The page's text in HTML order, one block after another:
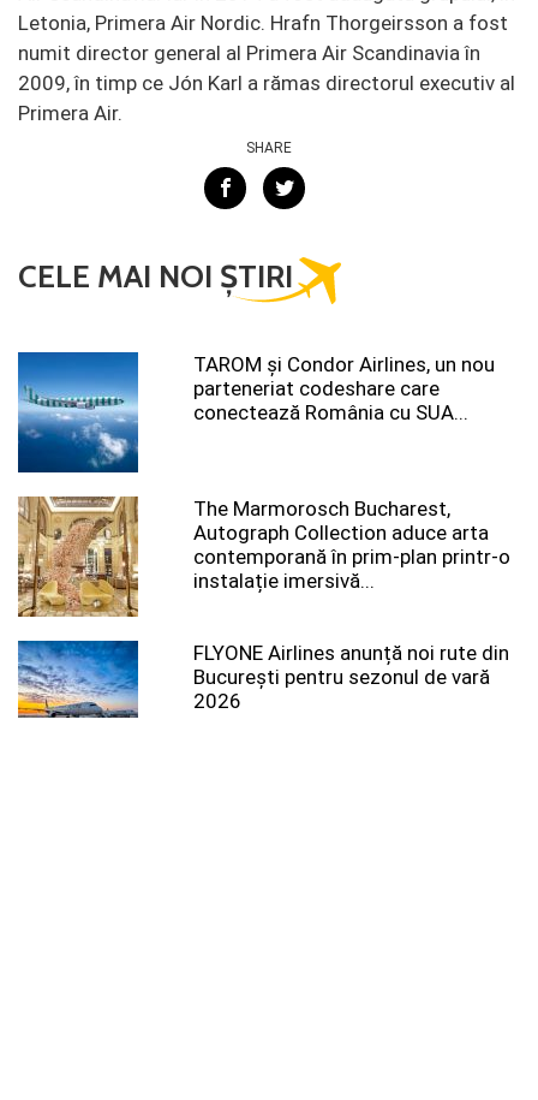
Letonia, Primera Air Nordic. Hrafn Thorgeirsson a fost
numit director general al Primera Air Scandinavia în
2009, în timp ce Jón Karl a rămas directorul executiv al
Primera Air.
SHARE
CELE MAI NOI ȘTIRI
TAROM şi Condor Airlines, un nou
parteneriat codeshare care
conectează România cu SUA...
The Marmorosch Bucharest,
Autograph Collection aduce arta
contemporană în prim-plan printr-o
instalație imersivă...
FLYONE Airlines anunță noi rute din
București pentru sezonul de vară
2026